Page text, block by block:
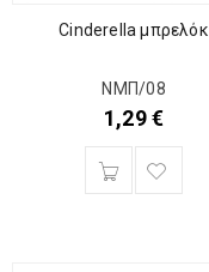
Cinderella μπρελόκ
ΝΜΠ/08
1,29€